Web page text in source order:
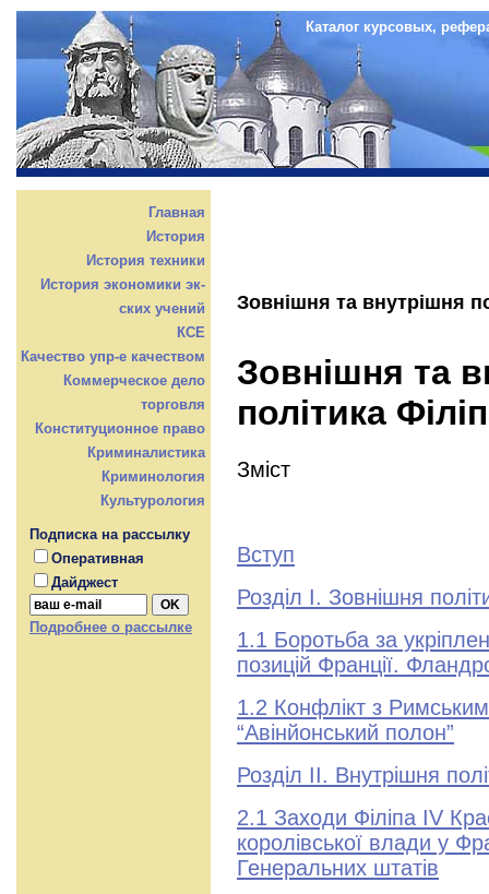
Каталог курсовых,
Главная
История
История техники
История экономики эк-
ских учений
КСЕ
Качество упр-е качеством
Коммерческое дело
торговля
Конституционное право
Криминалистика
Криминология
Культурология
Подписка на рассылку
Оперативная
Дайджест
Подробнее о рассылке
Зовнішня та внутрішня
Зовнішня та
політика
Зміст
Вступ
Розділ І. Зовнішня
1.1 Боротьба за
позицій Франції.
1.2 Конфлікт з
“Авінйонський полон”
Розділ ІІ. Внутрішня
2.1 Заходи Філіпа IV
королівської влади у
Генеральних штатів